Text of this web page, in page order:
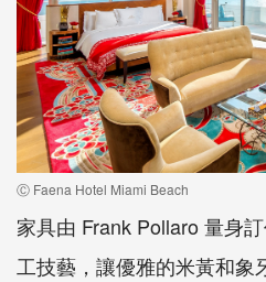
Ⓒ Faena Hotel Miami Beach
家具由 Frank Pollaro 量身
工技藝，讓優雅的米黃和象